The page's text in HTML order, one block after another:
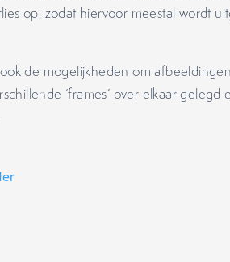
op, zodat hiervoor meestal wordt
de mogelijkheden om
‘frames’ over elkaar